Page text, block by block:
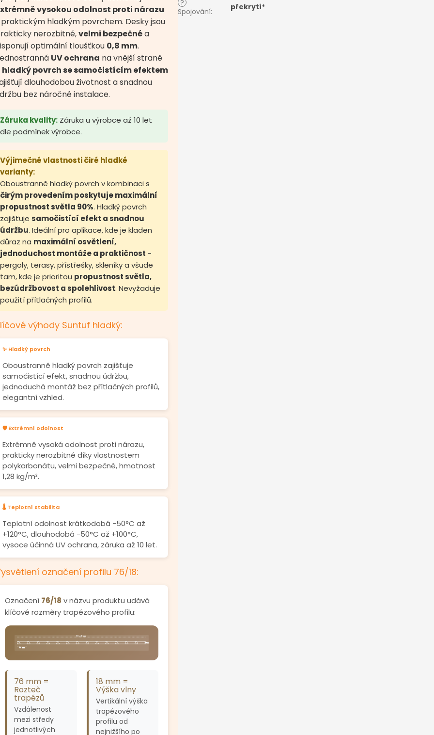
vysokou odolnost proti nárazu
hladkým povrchem. Desky jsou
nerozbitné,velmi bezpečnéa
optimální tloušťkou 0,8 mm.
UV ochrana na vnější straně
hladký povrch se samočistícím efektem
dlouhodobou životnost a snadnou
bez náročné instalace.
Záruka kvality: Záruka u výrobce až 10 let
dle podmínek výrobce.
Výjimečné vlastnosti čiré hladké
varianty:
Oboustranně hladký povrch v kombinaci s
čirým provedením poskytuje maximální
propustnost světla 90%. Hladký povrch
zajišťuje samočistící efekt a snadnou
údržbu. Ideální pro aplikace, kde je kladen
důraz na maximální osvětlení,
jednoduchost montáže a praktičnost -
pergoly, terasy, přístřešky, skleníky a všude
tam, kde je prioritou propustnost světla,
bezúdržbovost a spolehlivost. Nevyžaduje
použití přítlačných profilů.
výhody Suntuf hladký:
✨ Hladký povrch
Oboustranně hladký povrch zajišťuje
samočistící efekt, snadnou údržbu,
jednoduchá montáž bez přítlačných profilů,
elegantní vzhled.
🛡️ Extrémní odolnost
Extrémně vysoká odolnost proti nárazu,
prakticky nerozbitné díky vlastnostem
polykarbonátu, velmi bezpečné, hmotnost
1,28 kg/m².
🌡️ Teplotní stabilita
Teplotní odolnost krátkodobá -50°C až
+120°C, dlouhodobá -50°C až +100°C,
vysoce účinná UV ochrana, záruka až 10 let.
označení profilu 76/18:
Označení 76/18 v názvu produktu udává
klíčové rozměry trapézového profilu:
1040 mm
76 mm
18 mm
76 mm =
Rozteč
trapézů
Vzdálenost
mezi středy
jednotlivých
18 mm =
Výška vlny
Vertikální výška
trapézového
profilu od
nejnižšího po
?
Spojování: překrytí*